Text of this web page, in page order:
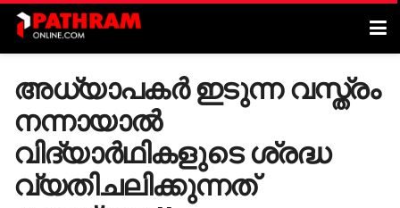
അധ്യാപകർ ഇടുന്ന വസ്ത്രം
നന്നായാൽ
വിദ്യാർഥികളുടെ ശ്രദ്ധ
വ്യതിചലിക്കുന്നത്